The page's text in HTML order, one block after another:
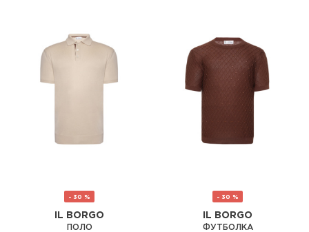
- 30 %
IL BORGO
ПОЛО
- 30 %
IL BORGO
ФУТБОЛКА